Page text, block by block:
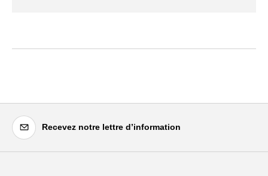
Recevez notre lettre d’information